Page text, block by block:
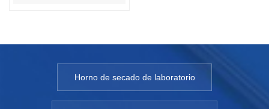
Horno de secado de laboratorio